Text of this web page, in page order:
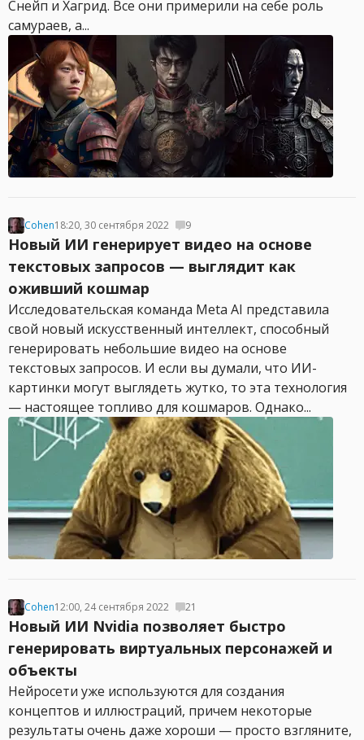
Снейп и Хагрид. Все они примерили на себе роль
самураев, а...
Cohen18:20, 30 сентября 2022 9
Новый ИИ генерирует видео на основе
текстовых запросов — выглядит как
оживший кошмар
Исследовательская команда Meta AI представила
свой новый искусственный интеллект, способный
генерировать небольшие видео на основе
текстовых запросов. И если вы думали, что ИИ-
картинки могут выглядеть жутко, то эта технология
— настоящее топливо для кошмаров. Однако...
Cohen12:00, 24 сентября 2022 21
Новый ИИ Nvidia позволяет быстро
генерировать виртуальных персонажей и
объекты
Нейросети уже используются для создания
концептов и иллюстраций, причем некоторые
результаты очень даже хороши — просто взгляните,